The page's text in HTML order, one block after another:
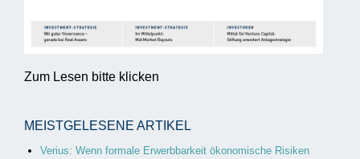
Zum Lesen bitte klicken
MEISTGELESENE ARTIKEL
Verius: Wenn formale Erwerbbarkeit ökonomische Risiken